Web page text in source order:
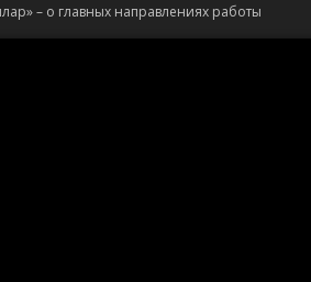
– о главных направлениях работы